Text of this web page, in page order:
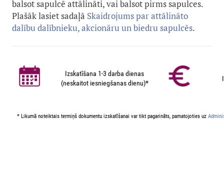
balsot sapulcē attālināti, vai balsot pirms sapulces.
Plašāk lasiet sadaļā Skaidrojums par attālināto
dalību dalībnieku, akcionāru un biedru sapulcēs.
Izskatīšana 1-3 darba dienas
(neskaitot iesniegšanas dienu)*
* Likumā noteiktais termiņš dokumentu izskatīšanai var tikt pagarināts, pamatojoties uz